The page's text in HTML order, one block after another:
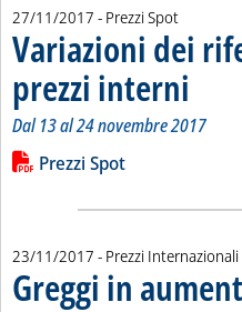
27/11/2017 - Prezzi Spot
Variazioni dei
prezzi interni
Dal 13 al 24 novembre 2017
Leggi tutta la notizia:
Lista allegati PDF alla
Prezzi Spot
23/11/2017 - Prezzi Internazionali
Greggi in